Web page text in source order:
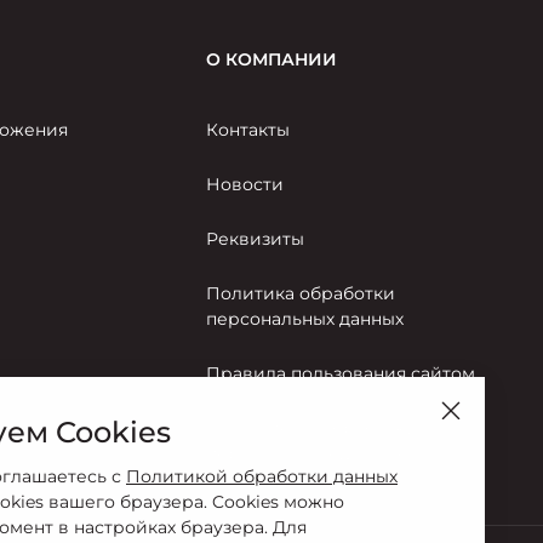
О КОМПАНИИ
Контакты
Новости
Реквизиты
Политика обработки
персональных данных
Правила пользования сайтом
Cookies
с Политикой обработки данных
вашего браузера. Cookies можно
в настройках браузера. Для